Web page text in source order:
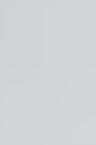
um
e
pode
químicos
uso
de